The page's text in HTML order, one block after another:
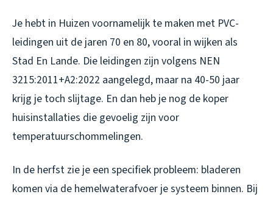
Je hebt in Huizen voornamelijk te maken met PVC-
leidingen uit de jaren 70 en 80, vooral in wijken als
Stad En Lande. Die leidingen zijn volgens NEN
3215:2011+A2:2022 aangelegd, maar na 40-50 jaar
krijg je toch slijtage. En dan heb je nog de koper
huisinstallaties die gevoelig zijn voor
temperatuurschommelingen.
In de herfst zie je een specifiek probleem: bladeren
komen via de hemelwaterafvoer je systeem binnen. Bij